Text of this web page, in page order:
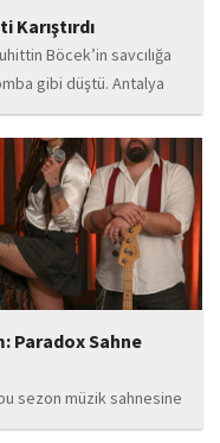
Böcek’in savcılığa
gibi düştü. Antalya
başvurarak ifade verdiği
2024 yerel
Paradox Sahne
sezon müzik sahnesine
enerji kazanıyor. Güçlü